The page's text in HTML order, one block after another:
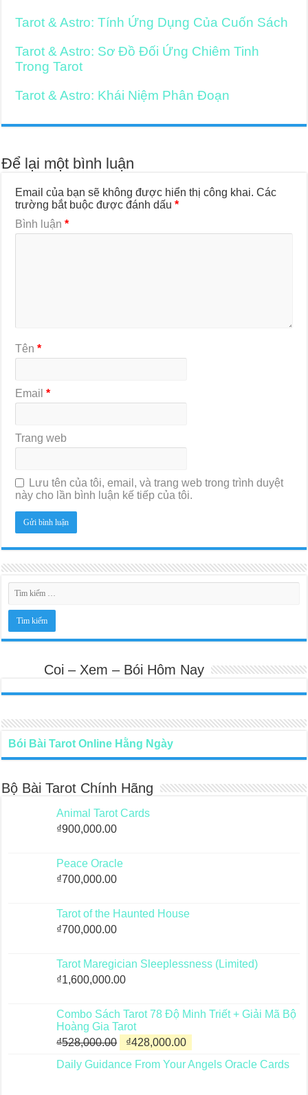
Tarot & Astro: Tính Ứng Dụng Của Cuốn Sách
Tarot & Astro: Sơ Đồ Đối Ứng Chiêm Tinh
Trong Tarot
Tarot & Astro: Khái Niệm Phân Đoạn
Để lại một bình luận
Email của bạn sẽ không được hiển thị công khai. Các
trường bắt buộc được đánh dấu*
Bình luận*
Tên*
Email*
Trang web
Lưu tên của tôi, email, và trang web trong trình duyệt
này cho lần bình luận kế tiếp của tôi.
Coi – Xem – Bói Hôm Nay
Bói Bài Tarot Online Hằng Ngày
Bộ Bài Tarot Chính Hãng
Animal Tarot Cards
₫900,000.00
Peace Oracle
₫700,000.00
Tarot of the Haunted House
₫700,000.00
Tarot Maregician Sleeplessness (Limited)
₫1,600,000.00
Combo Sách Tarot 78 Độ Minh Triết + Giải Mã Bộ
Hoàng Gia Tarot
₫528,000.00
Giá
gốc
là:
₫428,000.00
hiện
tại
Daily Guidance From Your Angels Oracle Cards